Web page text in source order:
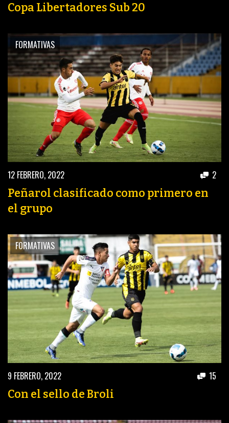
Copa Libertadores Sub 20
FORMATIVAS
12 FEBRERO, 2022 2
Peñarol clasificado como primero en
el grupo
FORMATIVAS
9 FEBRERO, 2022 15
Con el sello de Broli